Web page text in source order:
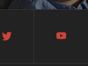
twitter youtube